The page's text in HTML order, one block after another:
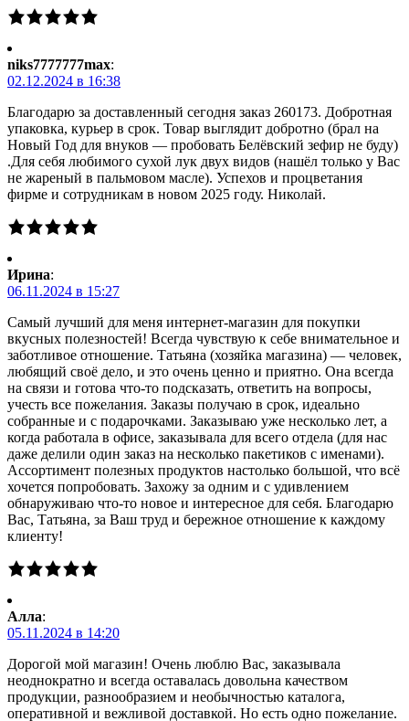
niks7777777max:
02.12.2024 в 16:38
Благодарю за доставленный сегодня заказ 260173. Добротная
упаковка, курьер в срок. Товар выглядит добротно (брал на
Новый Год для внуков — пробовать Белёвский зефир не буду)
.Для себя любимого сухой лук двух видов (нашёл только у Вас
не жареный в пальмовом масле). Успехов и процветания
фирме и сотрудникам в новом 2025 году. Николай.
Ирина:
06.11.2024 в 15:27
Самый лучший для меня интернет-магазин для покупки
вкусных полезностей! Всегда чувствую к себе внимательное и
заботливое отношение. Татьяна (хозяйка магазина) — человек,
любящий своё дело, и это очень ценно и приятно. Она всегда
на связи и готова что-то подсказать, ответить на вопросы,
учесть все пожелания. Заказы получаю в срок, идеально
собранные и с подарочками. Заказываю уже несколько лет, а
когда работала в офисе, заказывала для всего отдела (для нас
даже делили один заказ на несколько пакетиков с именами).
Ассортимент полезных продуктов настолько большой, что всё
хочется попробовать. Захожу за одним и с удивлением
обнаруживаю что-то новое и интересное для себя. Благодарю
Вас, Татьяна, за Ваш труд и бережное отношение к каждому
клиенту!
Алла:
05.11.2024 в 14:20
Дорогой мой магазин! Очень люблю Вас, заказывала
неоднократно и всегда оставалась довольна качеством
продукции, разнообразием и необычностью каталога,
оперативной и вежливой доставкой. Но есть одно пожелание.